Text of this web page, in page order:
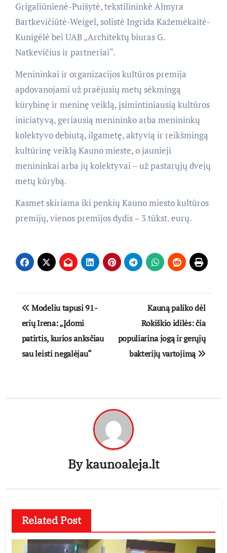
Grigaliūnienė-Puišytė, tekstilininkė Almyra
Bartkevičiūtė-Weigel, solistė Ingrida Kažemėkaitė-
Kunigėlė bei UAB „Architektų biuras G.
Natkevičius ir partneriai“.
Menininkai ir organizacijos kultūros premija
apdovanojami už praėjusių metų sėkmingą
kūrybinę ir meninę veiklą, įsimintiniausią kultūros
iniciatyvą, geriausią menininko arba menininkų
kolektyvo debiutą, ilgametę, aktyvią ir reikšmingą
kultūrinę veiklą Kauno mieste, o jaunieji
menininkai arba jų kolektyvai – už pastarųjų dvejų
metų kūrybą.
Kasmet skiriama iki penkių Kauno miesto kultūros
premijų, vienos premijos dydis – 3 tūkst. eurų.
Navigacija
tarp
įrašų
Modeliu tapusi 91-
erių Irena: „Įdomi
patirtis, kurios anksčiau
sau leisti negalėjau“
Kauną paliko dėl
Rokiškio idilės: čia
populiarina jogą ir gerųjų
bakterijų vartojimą
Bykaunoaleja.lt
Related Post